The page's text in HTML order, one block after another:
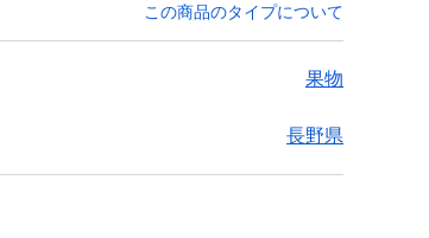
この商品のタイプについて
果物
長野県